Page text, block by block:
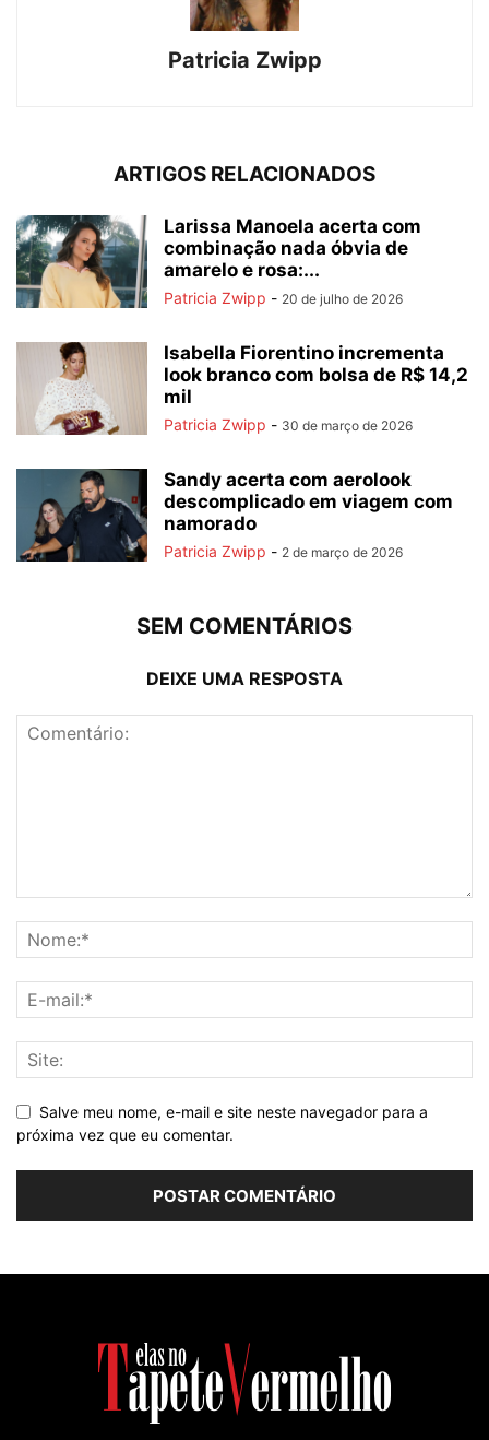
Patricia Zwipp
ARTIGOS RELACIONADOS
Larissa Manoela acerta com
combinação nada óbvia de
amarelo e rosa:...
Patricia Zwipp - 20 de julho de 2026
Isabella Fiorentino incrementa
look branco com bolsa de R$ 14,2
mil
Patricia Zwipp - 30 de março de 2026
Sandy acerta com aerolook
descomplicado em viagem com
namorado
Patricia Zwipp - 2 de março de 2026
SEM COMENTÁRIOS
DEIXE UMA RESPOSTA
Salve meu nome, e-mail e site neste navegador para a
próxima vez que eu comentar.